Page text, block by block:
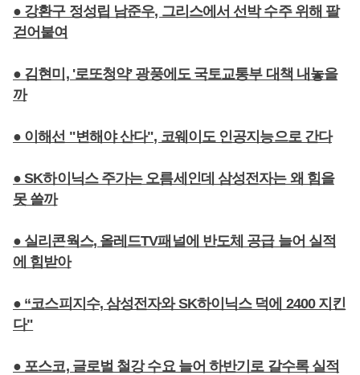
● 강환구 정성립 남준우, 그리스에서 선박 수주 위해 팔
걷어붙여
● 김현미, '로또청약' 광풍에도 국토교통부 대책 내놓을
까
● 이해선 "변해야 산다", 코웨이도 인공지능으로 간다
● SK하이닉스 주가는 오름세인데 삼성전자는 왜 힘을
못 쓸까
● 실리콘웍스, 올레드TV패널에 반도체 공급 늘어 실적
에 힘받아
● “코스피지수, 삼성전자와 SK하이닉스 덕에 2400 지킨
다"
● 포스코, 글로벌 철강 수요 늘어 하반기로 갈수록 실적